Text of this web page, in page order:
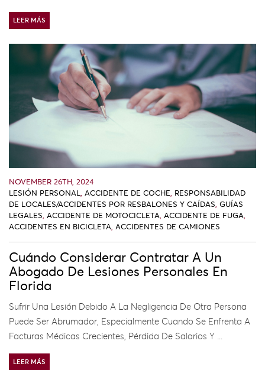
LEER MÁS
NOVEMBER 26TH, 2024
LESIÓN PERSONAL, ACCIDENTE DE COCHE, RESPONSABILIDAD
DE LOCALES/ACCIDENTES POR RESBALONES Y CAÍDAS, GUÍAS
LEGALES, ACCIDENTE DE MOTOCICLETA, ACCIDENTE DE FUGA,
ACCIDENTES EN BICICLETA, ACCIDENTES DE CAMIONES
Cuándo Considerar Contratar A Un
Abogado De Lesiones Personales En
Florida
Sufrir Una Lesión Debido A La Negligencia De Otra Persona
Puede Ser Abrumador, Especialmente Cuando Se Enfrenta A
Facturas Médicas Crecientes, Pérdida De Salarios Y ...
LEER MÁS